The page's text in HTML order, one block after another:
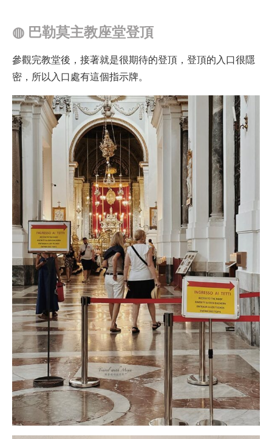
◍ 巴勒莫主教座堂登頂
參觀完教堂後，接著就是很期待的登頂，登頂的入口很隱
密，所以入口處有這個指示牌。